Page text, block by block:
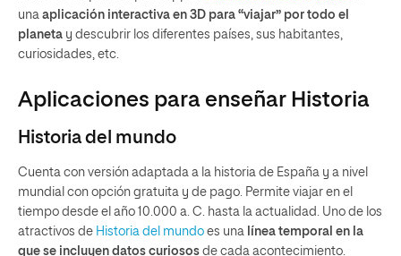
una aplicación interactiva en 3D para “viajar” por todo el
planeta y descubrir los diferentes países, sus habitantes,
curiosidades, etc.
Aplicaciones para enseñar Historia
Historia del mundo
Cuenta con versión adaptada a la historia de España y a nivel
mundial con opción gratuita y de pago. Permite viajar en el
tiempo desde el año 10.000 a. C. hasta la actualidad. Uno de los
atractivos de Historia del mundo es una línea temporal en la
que se incluyen datos curiosos de cada acontecimiento.